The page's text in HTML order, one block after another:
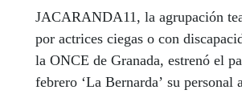
JACARANDA11, la agrupación
por actrices ciegas o con
la ONCE de Granada, estrenó el
febrero ‘La Bernarda’ su personal